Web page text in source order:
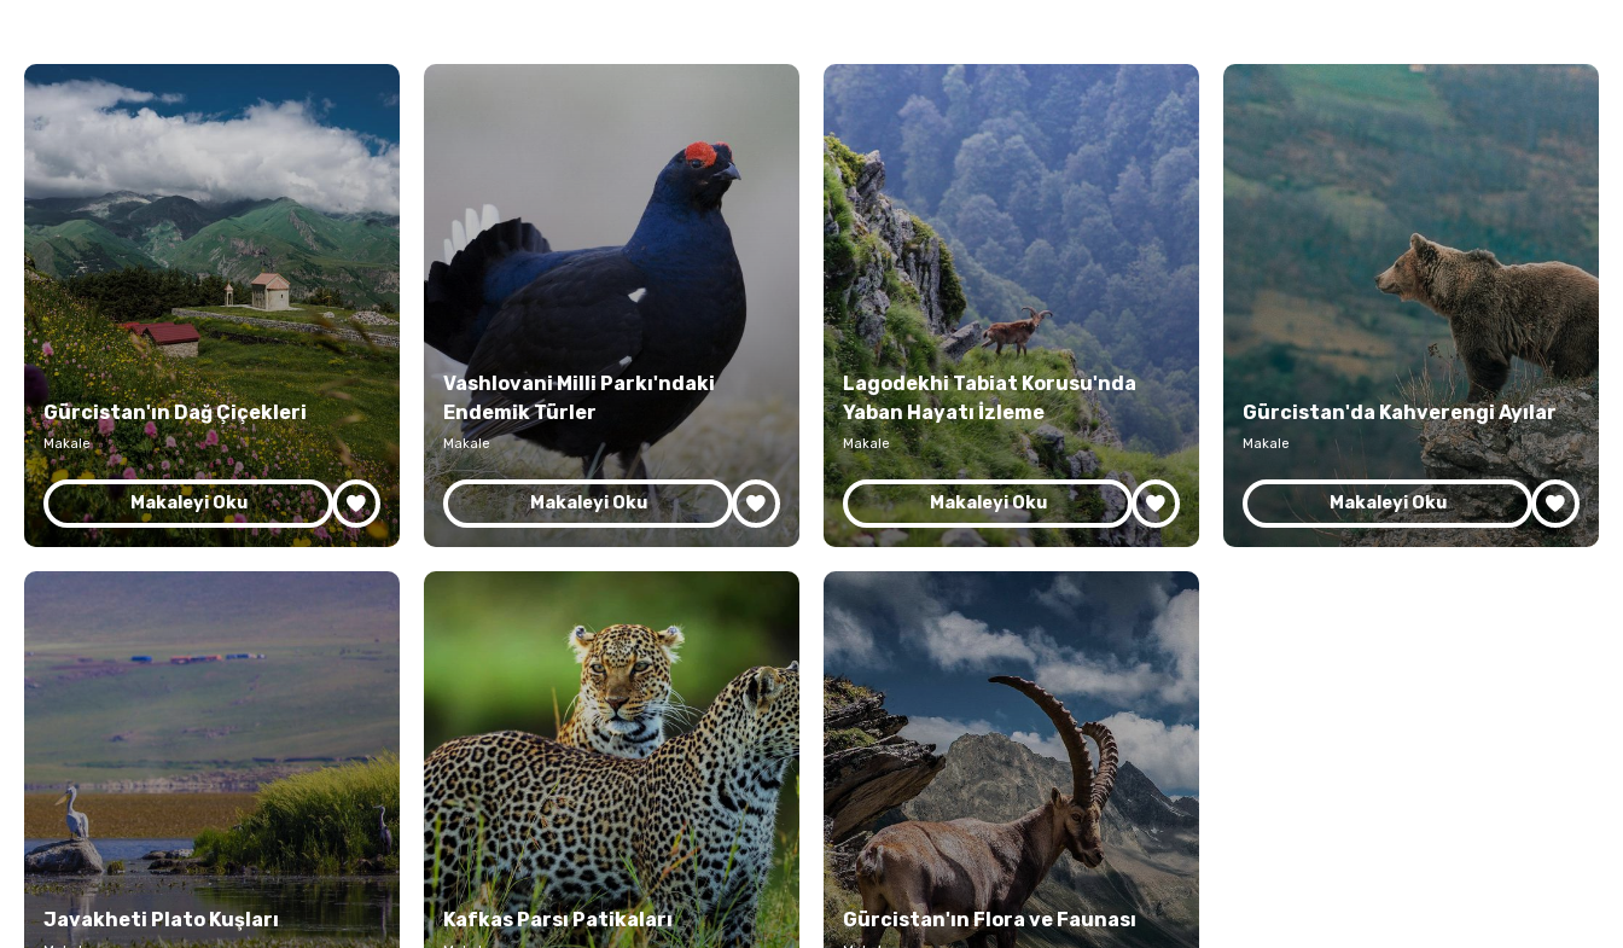
Gürcistan'ın Dağ Çiçekleri
Makale
Makaleyi Oku
Vashlovani Milli Parkı'ndaki
Endemik Türler
Makale
Makaleyi Oku
Lagodekhi Tabiat Korusu'nda
Yaban Hayatı İzleme
Makale
Makaleyi Oku
Gürcistan'da Kahverengi Ayılar
Makale
Makaleyi Oku
Javakheti Plato Kuşları Kafkas Parsı Patikaları Gürcistan'ın Flora ve Faunası